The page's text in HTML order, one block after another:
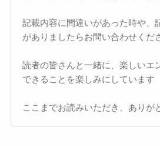
記載内容に間違いがあった時や、
がありましたらお問い合わせくだ
読者の皆さんと一緒に、楽しいエ
できることを楽しみにしています
ここまでお読みいただき、ありが